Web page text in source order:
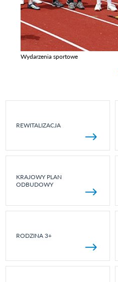
Wydarzenia sportowe
REWITALIZACJA
KRAJOWY PLAN
ODBUDOWY
RODZINA 3+